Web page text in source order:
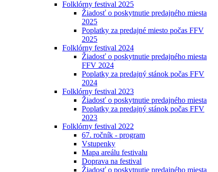
Folklórny festival 2025
Žiadosť o poskytnutie predajného miesta
2025
Poplatky za predajné miesto počas FFV
2025
Folklórny festival 2024
Žiadosť o poskytnutie predajného miesta
FFV 2024
Poplatky za predajný stánok počas FFV
2024
Folklórny festival 2023
Žiadosť o poskytnutie predajného miesta
Poplatky za predajný stánok počas FFV
2023
Folklórny festival 2022
67. ročník - program
Vstupenky
Mapa areálu festivalu
Doprava na festival
Žiadosť o poskytnutie predajného miesta